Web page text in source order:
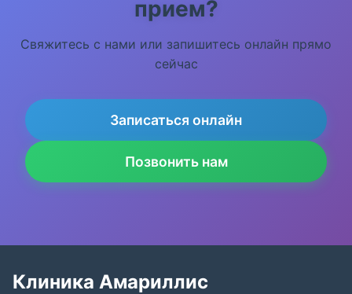
прием?
Свяжитесь с нами или запишитесь онлайн прямо
сейчас
Записаться онлайн
Позвонить нам
Клиника Амариллис